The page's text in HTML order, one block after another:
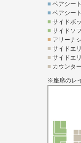
■ ペアシー
■ ペアシー
■ サイドボ
■ サイドソ
■ アリーナ
■ サイドエ
■ サイドエ
■ カウンタ
※座席のレ